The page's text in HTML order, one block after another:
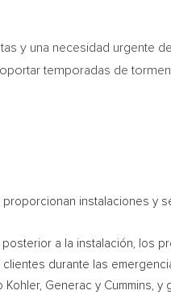
y una necesidad urgente
temporadas de
instalaciones y
a la instalación, los
durante las
Generac y Cummins,